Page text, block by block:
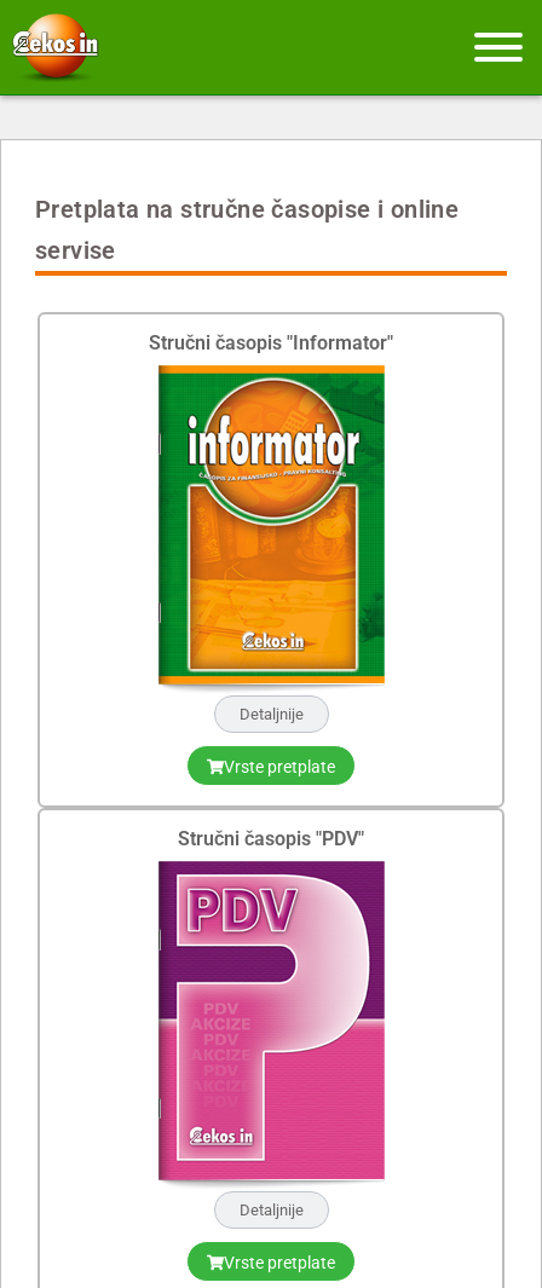
Pretplata na stručne časopise i online
servise
Stručni časopis "Informator"
Detaljnije
Vrste pretplate
Stručni časopis "PDV"
Detaljnije
Vrste pretplate